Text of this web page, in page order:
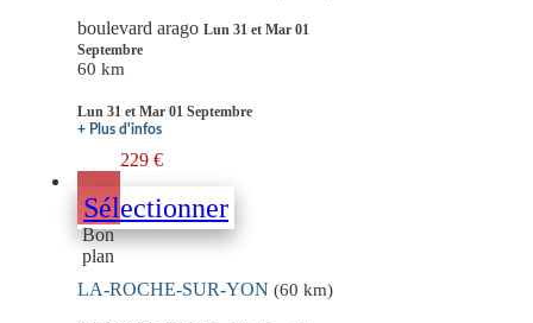
boulevard arago Lun 31 et Mar 01
Septembre
60 km
Lun 31 et Mar 01 Septembre
+ Plus d'infos
229 €
Sélectionner
Bon
plan
LA-ROCHE-SUR-YON (60 km)